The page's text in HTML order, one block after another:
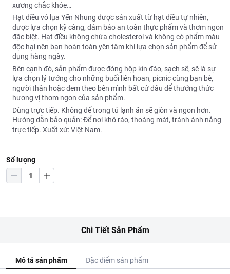
xương chắc khỏe…
Hạt điều vỏ lụa Yến Nhung được sản xuất từ hạt điều tự nhiên,
được lựa chọn kỹ càng, đảm bảo an toàn thực phẩm và thơm ngon
đặc biệt. Hạt điều không chứa cholesterol và không có phẩm màu
độc hại nên bạn hoàn toàn yên tâm khi lựa chọn sản phẩm để sử
dụng hàng ngày.
Bên cạnh đó, sản phẩm được đóng hộp kín đáo, sạch sẽ, sẽ là sự
lựa chọn lý tưởng cho những buổi liên hoan, picnic cùng bạn bè,
người thân hoặc đem theo bên mình bất cứ đâu để thưởng thức
hương vị thơm ngon của sản phẩm.
Dùng trực tiếp. Không để trong tủ lạnh ăn sẽ giòn và ngon hơn.
Hướng dẫn bảo quản: Để nơi khô ráo, thoáng mát, tránh ánh nắng
trực tiếp. Xuất xứ: Việt Nam.
Số lượng
Chi Tiết Sản Phẩm
Mô tả sản phẩm Đặc điểm sản phẩm